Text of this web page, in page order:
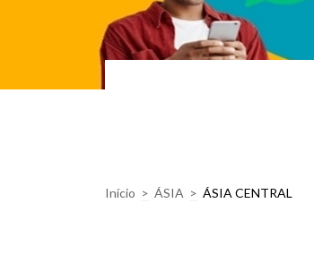
Início > ÁSIA > ÁSIA CENTRAL